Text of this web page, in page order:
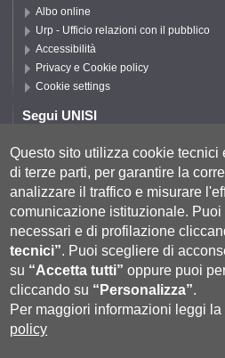
Albo online
Urp - Ufficio relazioni con il pubblico
Accessibilità
Privacy e Cookie policy
Cookie settings
Segui UNISI
Segui DISPI
Questo sito utilizza cookie tecnici
di terze parti, per garantire la
analizzare il traffico e misurare
comunicazione istituzionale. Puoi
necessari e di profilazione
tecnici”. Puoi scegliere di
su “Accetta tutti” oppure puoi
cliccando su “Personalizza”.
Per maggiori informazioni leggi la
policy